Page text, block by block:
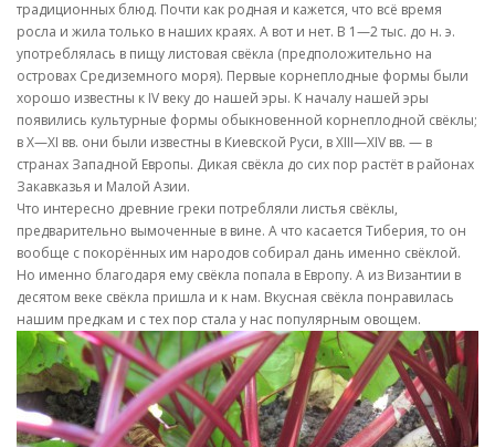
традиционных блюд. Почти как родная и кажется, что всё время
росла и жила только в наших краях. А вот и нет. В 1—2 тыс. до н. э.
употреблялась в пищу листовая свёкла (предположительно на
островах Средиземного моря). Первые корнеплодные формы были
хорошо известны к IV веку до нашей эры. К началу нашей эры
появились культурные формы обыкновенной корнеплодной свёклы;
в X—XI вв. они были известны в Киевской Руси, в XIII—XIV вв. — в
странах Западной Европы. Дикая свёкла до сих пор растёт в районах
Закавказья и Малой Азии.
Что интересно древние греки потребляли листья свёклы,
предварительно вымоченные в вине. А что касается Тиберия, то он
вообще с покорённых им народов собирал дань именно свёклой.
Но именно благодаря ему свёкла попала в Европу. А из Византии в
десятом веке свёкла пришла и к нам. Вкусная свёкла понравилась
нашим предкам и с тех пор стала у нас популярным овощем.